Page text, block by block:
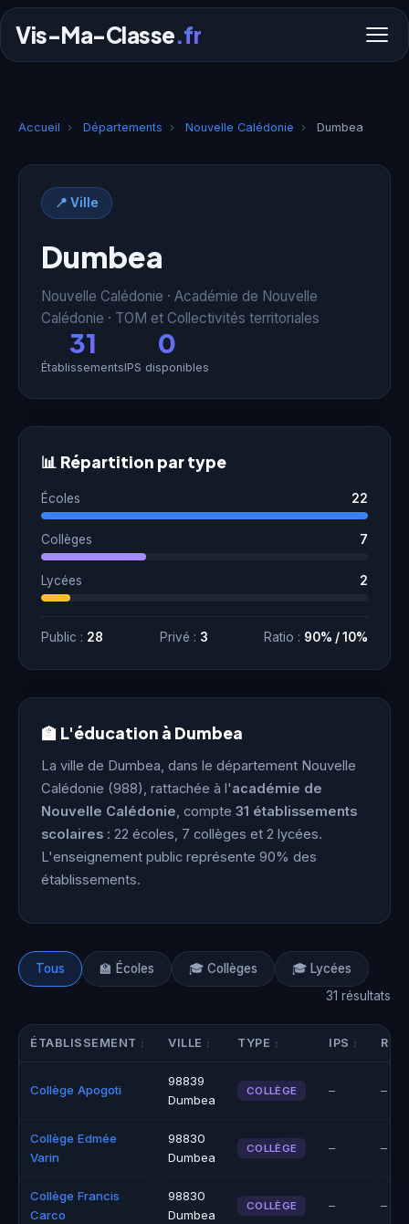
Vis-Ma-Classe.fr
Accueil › Départements › Nouvelle Calédonie › Dumbea
📍 Ville
Dumbea
Nouvelle Calédonie · Académie de Nouvelle
Calédonie · TOM et Collectivités territoriales
31
Établissements
0
IPS disponibles
📊 Répartition par type
Écoles 22
Collèges 7
Lycées 2
Public : 28 Privé : 3 Ratio : 90% / 10%
🏫 L'éducation à Dumbea
La ville de Dumbea, dans le département Nouvelle
Calédonie (988), rattachée à l'académie de
Nouvelle Calédonie, compte 31 établissements
scolaires : 22 écoles, 7 collèges et 2 lycées.
L'enseignement public représente 90% des
établissements.
Tous 🏫 Écoles 🎓 Collèges
🎓 Lycées
31 résultats
ÉTABLISSEMENT VILLE TYPE IPS
Collège Apogoti
98839
Dumbea
COLLÈGE – –
Collège Edmée
Varin
98830
Dumbea
COLLÈGE – –
Collège Francis
Carco
98830
Dumbea
COLLÈGE – –